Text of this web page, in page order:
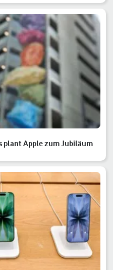
plant Apple zum Jubiläum